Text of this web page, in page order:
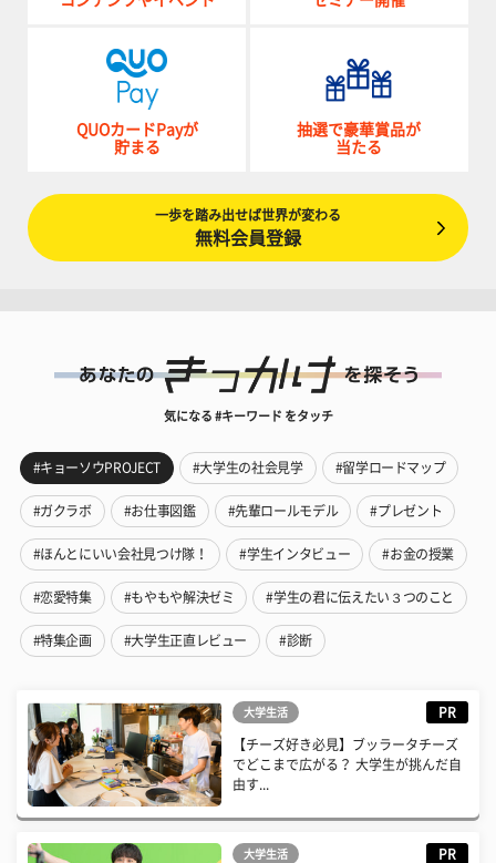
QUOカードPayが
貯まる
抽選で豪華賞品が
当たる
一歩を踏み出せば世界が変わる
無料会員登録
気になる #キーワード をタッチ
#キョーソウPROJECT #大学生の社会見学 #留学ロードマップ
#ガクラボ #お仕事図鑑 #先輩ロールモデル #プレゼント
#ほんとにいい会社見つけ隊！ #学生インタビュー #お金の授業
#恋愛特集 #もやもや解決ゼミ #学生の君に伝えたい３つのこと
#特集企画 #大学生正直レビュー #診断
大学生活 PR
【チーズ好き必見】ブッラータチーズ
でどこまで広がる？ 大学生が挑んだ自
由す...
大学生活 PR